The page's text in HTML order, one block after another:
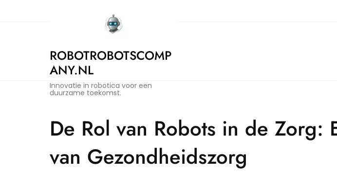
ROBOTROBOTSCOMP
ANY.NL
Innovatie in robotica voor een
duurzame toekomst.
De Rol van Robots in de Zorg:
van Gezondheidszorg